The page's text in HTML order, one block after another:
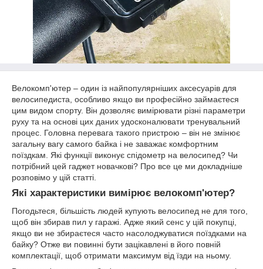
Велокомп'ютер – один із найпопулярніших аксесуарів для
велосипедиста, особливо якщо ви професійно займаєтеся
цим видом спорту. Він дозволяє вимірювати різні параметри
руху та на основі цих даних удосконалювати тренувальний
процес. Головна перевага такого пристрою – він не змінює
загальну вагу самого байка і не заважає комфортним
поїздкам. Які функції виконує спідометр на велосипед? Чи
потрібний цей гаджет новачкові? Про все це ми докладніше
розповімо у цій статті.
Які характеристики вимірює велокомп'ютер?
Погодьтеся, більшість людей купують велосипед не для того,
щоб він збирав пил у гаражі. Адже який сенс у цій покупці,
якщо ви не збираєтеся часто насолоджуватися поїздками на
байку? Отже ви повинні бути зацікавлені в його повній
комплектації, щоб отримати максимум від їзди на ньому.